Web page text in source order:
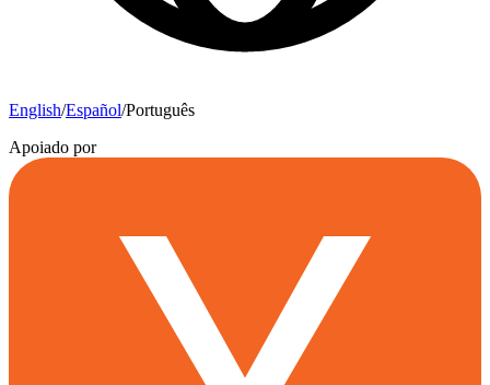
English/Español/Português
Apoiado por